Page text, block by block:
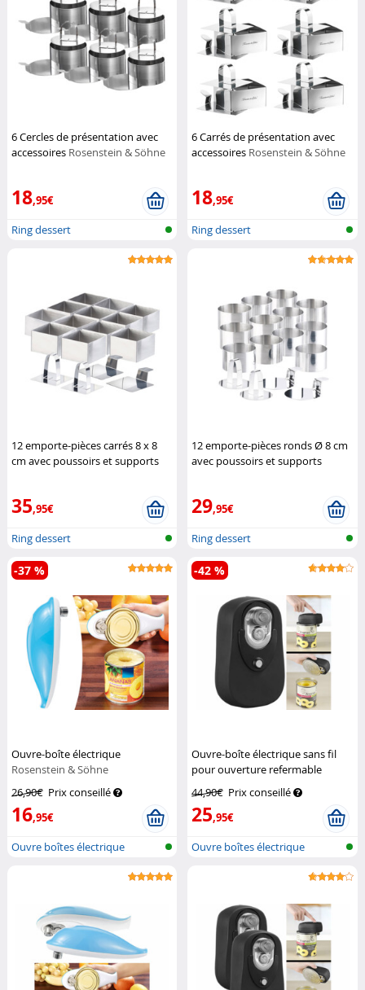
6 Cercles de présentation avec
accessoires Rosenstein & Söhne
18,95€
Ring dessert
6 Carrés de présentation avec
accessoires Rosenstein & Söhne
18,95€
Ring dessert
12 emporte-pièces carrés 8 x 8
cm avec poussoirs et supports
35,95€
Ring dessert
12 emporte-pièces ronds Ø 8 cm
avec poussoirs et supports
29,95€
Ring dessert
Ouvre-boîte électrique
Rosenstein & Söhne
26,90€ Prix conseillé
16,95€
-37 %
Ouvre boîtes électrique
Ouvre-boîte électrique sans fil
pour ouverture refermable
Rosenstein & Söhne
44,90€ Prix conseillé
25,95€
-42 %
Ouvre boîtes électrique